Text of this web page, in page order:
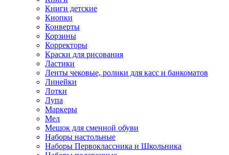
Книги детские
Кнопки
Конверты
Корзины
Корректоры
Краски для рисования
Ластики
Ленты чековые, ролики для касс и банкоматов
Линейки
Лотки
Лупа
Маркеры
Мел
Мешок для сменной обуви
Наборы настольные
Наборы Первоклассника и Школьника